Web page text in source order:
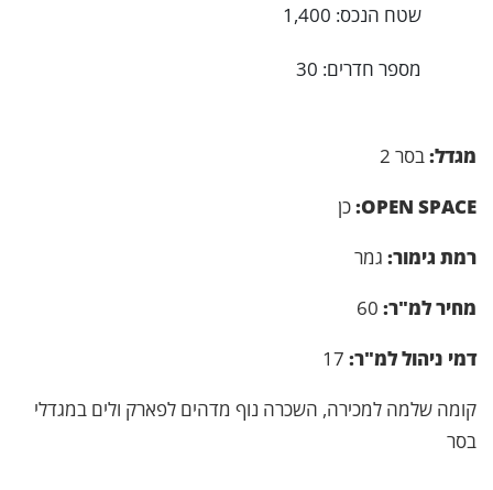
שטח הנכס: 1,400
מספר חדרים: 30
מגדל: בסר 2
OPEN SPACE: כן
רמת גימור: גמר
מחיר למ"ר:
דמי ניהול למ"ר:
קומה שלמה למכירה, השכרה נוף מדהים לפארק ולים במגדלי
בסר